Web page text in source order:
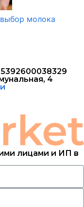
молока
4
лицами и ИП в